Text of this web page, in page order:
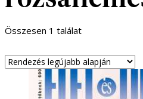
Összesen 1 találat